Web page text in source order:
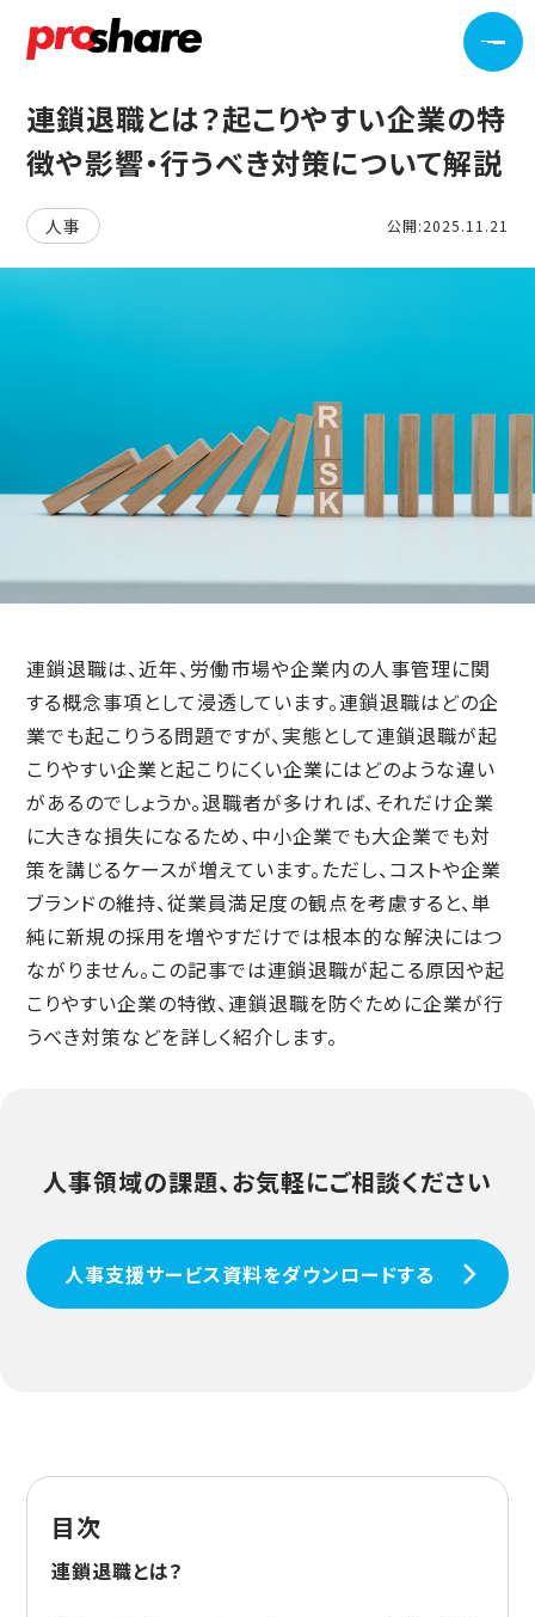
連鎖退職とは？起こりやすい企業の特
徴や影響・行うべき対策について解説
人事 公開:2025.11.21
連鎖退職は、近年、労働市場や企業内の人事管理に関
する概念事項として浸透しています。連鎖退職はどの企
業でも起こりうる問題ですが、実態として連鎖退職が起
こりやすい企業と起こりにくい企業にはどのような違い
があるのでしょうか。退職者が多ければ、それだけ企業
に大きな損失になるため、中小企業でも大企業でも対
策を講じるケースが増えています。ただし、コストや企業
ブランドの維持、従業員満足度の観点を考慮すると、単
純に新規の採用を増やすだけでは根本的な解決にはつ
ながりません。この記事では連鎖退職が起こる原因や起
こりやすい企業の特徴、連鎖退職を防ぐために企業が行
うべき対策などを詳しく紹介します。
人事領域の課題、お気軽にご相談ください
人事支援サービス資料をダウンロードする
目次
連鎖退職とは？